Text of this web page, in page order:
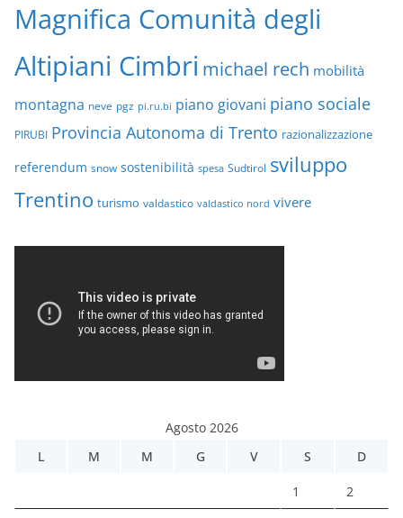
Magnifica Comunità degli
Altipiani Cimbri michael rech mobilità
montagna neve pgz pi.ru.bi piano giovani piano sociale
PIRUBI Provincia Autonoma di Trento razionalizzazione
referendum snow sostenibilità spesa Sudtirol sviluppo
Trentino turismo valdastico valdastico nord vivere
Agosto 2026
L
M M G V S D
1 2